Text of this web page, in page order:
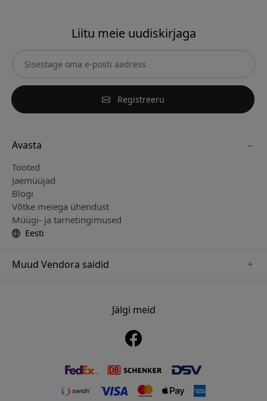
Liitu meie uudiskirjaga
Registreeru
Avasta
Tooted
Jaemüüjad
Blogi
Võtke meiega ühendust
Müügi- ja tarnetingimused
Eesti
Muud Vendora saidid
www.myfirst.se
Jälgi meid